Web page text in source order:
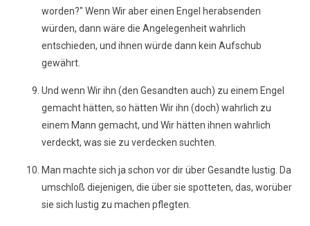
worden?" Wenn Wir aber einen Engel herabsenden
würden, dann wäre die Angelegenheit wahrlich
entschieden, und ihnen würde dann kein Aufschub
gewährt.
Und wenn Wir ihn (den Gesandten auch) zu einem Engel
gemacht hätten, so hätten Wir ihn (doch) wahrlich zu
einem Mann gemacht, und Wir hätten ihnen wahrlich
verdeckt, was sie zu verdecken suchten.
Man machte sich ja schon vor dir über Gesandte lustig. Da
umschloß diejenigen, die über sie spotteten, das, worüber
sie sich lustig zu machen pflegten.